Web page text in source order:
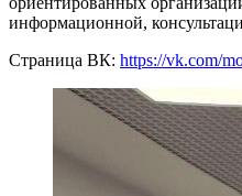
информационной,
Страница ВК: https://vk.com/